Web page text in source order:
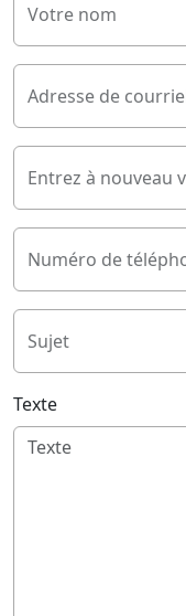
Votre nom
Adresse de
Entrez à nouveau
Numéro de
Sujet
Texte